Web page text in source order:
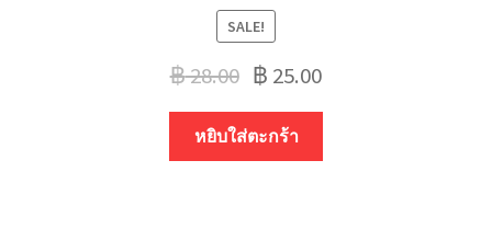
SALE!
฿28.00 ฿ 25.00
หยิบใส่ตะกร้า